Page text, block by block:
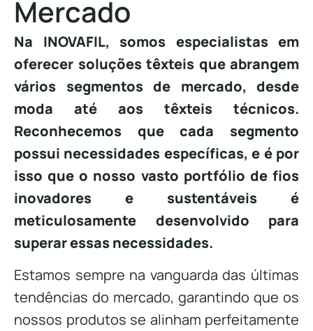
Mercado
Na INOVAFIL, somos especialistas em
oferecer soluções têxteis que abrangem
vários segmentos de mercado, desde
moda até aos têxteis técnicos.
Reconhecemos que cada segmento
possui necessidades específicas, e é por
isso que o nosso vasto portfólio de fios
inovadores e sustentáveis é
meticulosamente desenvolvido para
superar essas necessidades.
Estamos sempre na vanguarda das últimas
tendências do mercado, garantindo que os
nossos produtos se alinham perfeitamente